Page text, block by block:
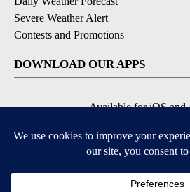
Severe Weather Alert
Contests and Promotions
DOWNLOAD OUR APPS
Available for iOS and